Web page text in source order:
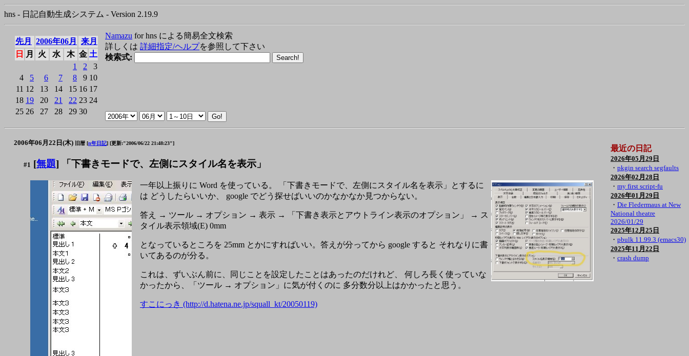
hns - 日記自動生成システム - Version 2.19.9
先月 2006年06月
来月
日
月 火 水 木 金 土
1
2
3
4
5 6 7 8 9 10
11 12 13 14 15 16 17
18 19 20 21 22 23 24
25 26 27 28 29 30
Namazu for hns による簡易全文検索
詳しくは 詳細指定/ヘルプを参照して下さい
検索式:
2006年06月22日(木) 旧暦 [n年日記] [更新:"2006/06/22 21:48:23"]
#1 [無題] 「下書きモードで、左側にスタイル名を表示」
一年以上振りに Word を使っている。 「下書きモードで、左側にスタイル名を表示」とするに
は どうしたらいいか、 google でどう探せばいいのかなかなか見つからない。
答え → ツール → オプション → 表示 → 「下書き表示とアウトライン表示のオプション」 → ス
タイル表示領域(E) 0mm
となっているところを 25mm とかにすればいい。答えが分ってから google すると それなりに書
いてあるのが分る。
これは、ずいぶん前に、同じことを設定したことはあったのだけれど、 何しろ長く使っていな
かったから、「ツール → オプション」に気が付くのに 多分数分以上はかかったと思う。
すこにっき (http://d.hatena.ne.jp/squall_kt/20050119)
最近の日記
2026年05月29日
・ pkgin search segfaults
2026年02月28日
・ my first script-fu
2026年01月29日
・ Die Fledermaus at New
National theatre
2026/01/29
2025年12月25日
・ pbulk 11.99.3 (emacs30)
2025年11月22日
・ crash dump